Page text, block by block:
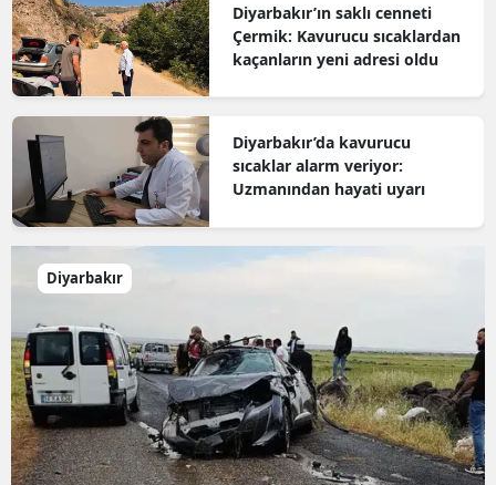
Diyarbakır’ın saklı cenneti
Çermik: Kavurucu sıcaklardan
kaçanların yeni adresi oldu
Diyarbakır’da kavurucu
sıcaklar alarm veriyor:
Uzmanından hayati uyarı
Diyarbakır